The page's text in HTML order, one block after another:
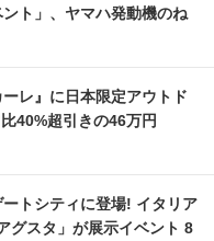
ト」、ヤマハ発動機のね
レ』に日本限定アウトド
40%超引きの46万円
トシティに登場! イタリア
グスタ」が展示イベント 8